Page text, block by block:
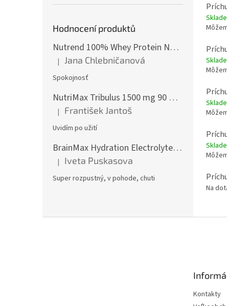
Hodnocení produktů
Nutrend 100% Whey Protein NEW 2250 g
Hodnotenie produktu je 5 z 5 hviezdičiek.
| Jana Chlebničanová
Spokojnosť
NutriMax Tribulus 1500 mg 90 %, Kotvičník, Extra silný, 90 tablet
Hodnotenie produktu je 5 z 5 hviezdičiek.
| František Jantoš
Uvidím po užití
BrainMax Hydration Electrolytes, Hydratační elektrolyty, Citrón, 300 g
Hodnotenie produktu je 5 z 5 hviezdičiek.
| Iveta Puskasova
Super rozpustný, v pohode, chuti
Na
Kontakty